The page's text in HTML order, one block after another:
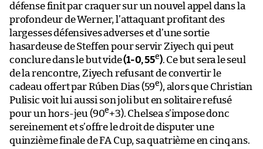
défense finit par craquer sur un nouvel appel dans la
profondeur de Werner, l’attaquant profitant des
largesses défensives adverses et d’une sortie
hasardeuse de Steffen pour servir Ziyech qui peut
conclure dans le but vide(1-0, 55e). Ce but sera le seul
de la rencontre, Ziyech refusant de convertir le
cadeau offert par Rúben Dias (59e), alors que Christian
Pulisic voit lui aussi son joli but en solitaire refusé
pour un hors-jeu (90e+3). Chelsea s’impose donc
sereinement et s’offre le droit de disputer une
quinzième finale de FA Cup, sa quatrième en cinq ans.